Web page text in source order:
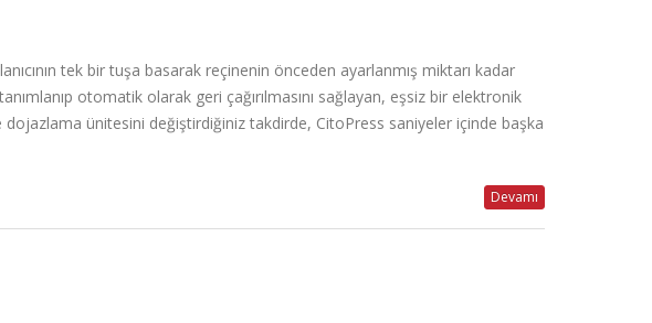
tek bir tuşa basarak reçinenin önceden ayarlanmış miktarı kadar
otomatik olarak geri çağırılmasını sağlayan, eşsiz bir elektronik
ünitesini değiştirdiğiniz takdirde, CitoPress saniyeler içinde başka
Devamı